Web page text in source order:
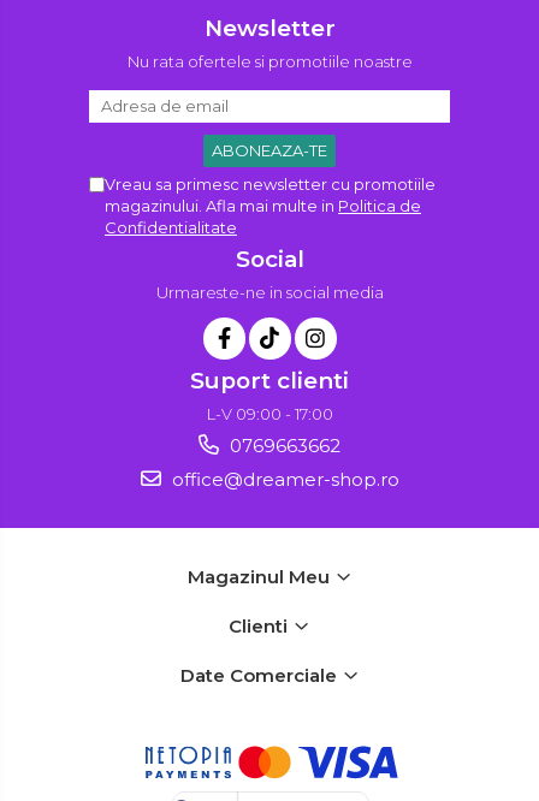
Newsletter
Nu rata ofertele si promotiile noastre
Vreau sa primesc newsletter cu promotiile
magazinului. Afla mai multe in Politica de
Confidentialitate
Social
Urmareste-ne in social media
Suport clienti
L-V 09:00 - 17:00
0769663662
office@dreamer-shop.ro
Magazinul Meu
Clienti
Date Comerciale